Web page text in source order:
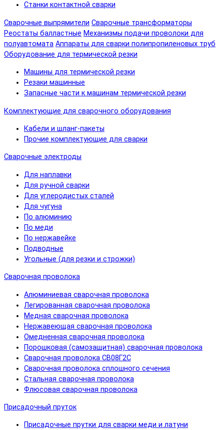
Станки контактной сварки
Сварочные выпрямители Сварочные трансформаторы
Реостаты балластные Механизмы подачи проволоки для
полуавтомата Аппараты для сварки полипропиленовых труб
Оборудование для термической резки
Машины для термической резки
Резаки машинные
Запасные части к машинам термической резки
Комплектующие для сварочного оборудования
Кабели и шланг-пакеты
Прочие комплектующие для сварки
Сварочные электроды
Для наплавки
Для ручной сварки
Для углеродистых сталей
Для чугуна
По алюминию
По меди
По нержавейке
Подводные
Угольные (для резки и строжки)
Сварочная проволока
Алюминиевая сварочная проволока
Легированная сварочная проволока
Медная сварочная проволока
Нержавеющая сварочная проволока
Омедненная сварочная проволока
Порошковая (самозащитная) сварочная проволока
Сварочная проволока СВ08Г2С
Сварочная проволока сплошного сечения
Стальная сварочная проволока
Флюсовая сварочная проволока
Присадочный пруток
Присадочные прутки для сварки меди и латуни